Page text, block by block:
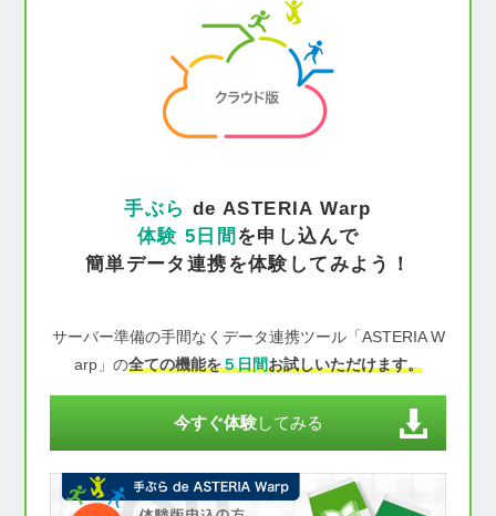
手ぶら de ASTERIA Warp
体験 5日間 を申し込んで
簡単データ連携を体験してみよう！
サーバー準備の手間なくデータ連携ツール「ASTERIA W
arp」の全ての機能を５日間お試しいただけます。
今すぐ体験してみる